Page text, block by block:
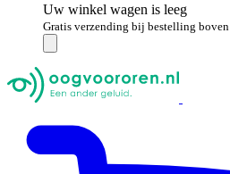
Uw winkel wagen is leeg
Gratis verzending bij bestelling boven